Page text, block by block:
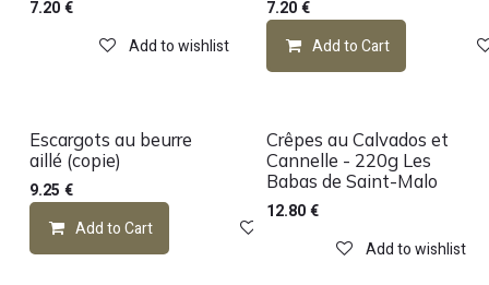
7.20€
Add to wishlist
7.20€
Add to Cart
Escargots au beurre
aillé (copie)
9.25 €
Add to Cart
Crêpes au Calvados et
Cannelle - 220g Les
Babas de Saint-Malo
12.80€
Add to wishlist